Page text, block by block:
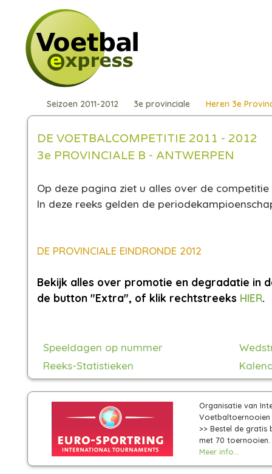
Seizoen 2011-2012 3e provinciale Heren 3e
DE VOETBALCOMPETITIE 2011 - 2012
3e PROVINCIALE B - ANTWERPEN
Op deze pagina ziet u alles over de competitie
In deze reeks gelden de
DE PROVINCIALE EINDRONDE 2012
Bekijk alles over promotie en degradatie in
de button "Extra", of klik rechtstreeks HIER.
Speeldagen op nummer
Reeks-Statistieken
Organisatie van
Voetbaltoernooien
>> Bestel de gratis
met 70
Meer info...